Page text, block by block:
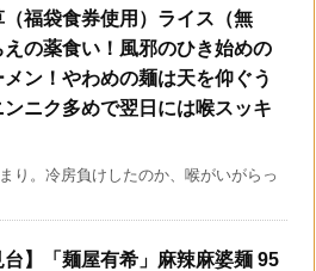
（福袋食券使用）ライス（無
えの薬食い！風邪のひき始めの
ン！やわめの麺は天を仰ぐう
ンニク多めで翌日には喉スッキ
り。冷房負けしたのか、喉がいがらっ
台】「麺屋有希」麻辣麻婆麺 95